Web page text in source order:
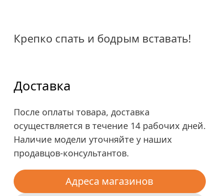
Крепко спать и бодрым вставать!
Доставка
После оплаты товара, доставка
осуществляется в течение 14 рабочих дней.
Наличие модели уточняйте у наших
продавцов-консультантов.
Адреса магазинов